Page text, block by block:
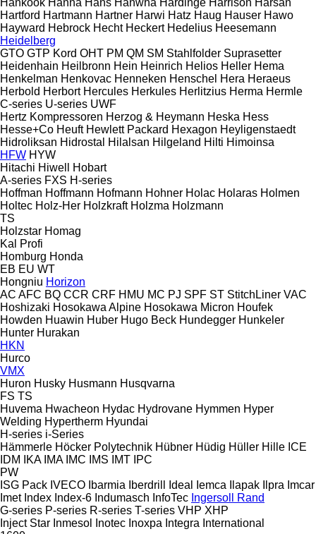
Hartford Hartmann Hartner Harwi Hatz Haug Hauser Hawo
Hayward Hebrock Hecht Heckert Hedelius Heesemann
Heidelberg
GTO GTP Kord OHT PM QM SM Stahlfolder Suprasetter
Heidenhain Heilbronn Hein Heinrich Helios Heller Hema
Henkelman Henkovac Henneken Henschel Hera Heraeus
Herbold Herbort Hercules Herkules Herlitzius Herma Hermle
C-series U-series UWF
Hertz Kompressoren Herzog & Heymann Heska Hess
Hesse+Co Heuft Hewlett Packard Hexagon Heyligenstaedt
Hidroliksan Hidrostal Hilalsan Hilgeland Hilti Himoinsa
HFW HYW
Hitachi Hiwell
Hobart
A-series FXS H-series
Hoffman Hoffmann Hofmann Hohner Holac Holaras Holmen
Holtec Holz-Her Holzkraft Holzma Holzmann
TS
Holzstar Homag
Kal
Profi
Homburg Honda
EB EU WT
Hongniu Horizon
AC AFC BQ CCR CRF HMU MC PJ SPF ST StitchLiner VAC
Hoshizaki Hosokawa Alpine Hosokawa Micron Houfek
Howden Huawin Huber Hugo Beck Hundegger Hunkeler
Hunter Hurakan
HKN
Hurco
VMX
Huron Husky Husmann Husqvarna
FS TS
Huvema Hwacheon Hydac Hydrovane Hymmen Hyper
Welding Hypertherm Hyundai
H-series i-Series
Hämmerle Höcker Polytechnik Hübner Hüdig Hüller Hille ICE
IDM
IKA IMA IMC IMS IMT IPC
PW
ISG Pack IVECO Ibarmia Iberdrill Ideal Iemca Ilapak Ilpra Imcar
Imet Index Index-6 Indumasch InfoTec Ingersoll Rand
G-series P-series R-series T-series VHP XHP
Inject Star Inmesol Inotec Inoxpa Integra International